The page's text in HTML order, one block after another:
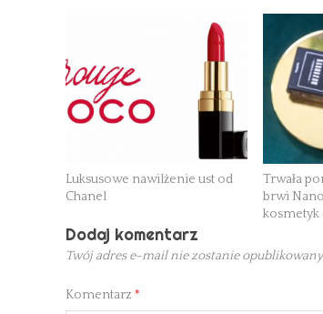
Luksusowe nawilżenie ust od
Chanel
Trwała
brwi
kosmetyk
Dodaj komentarz
Twój adres e-mail nie zostanie
Komentarz *